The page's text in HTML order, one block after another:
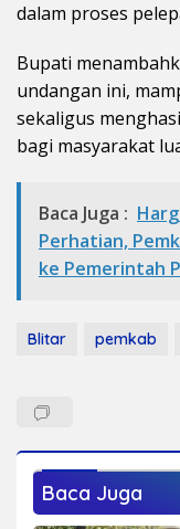
dalam proses
Bupati
undangan ini,
sekaligus
bagi masyarakat
Baca Juga :
Perhatian,
ke Pemerintah
Blitar pemkab
Baca Juga